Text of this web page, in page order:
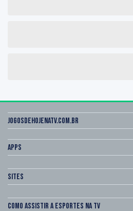
Jogosdehojenatv.com.br
Apps
Sites
Como assistir a esportes na TV